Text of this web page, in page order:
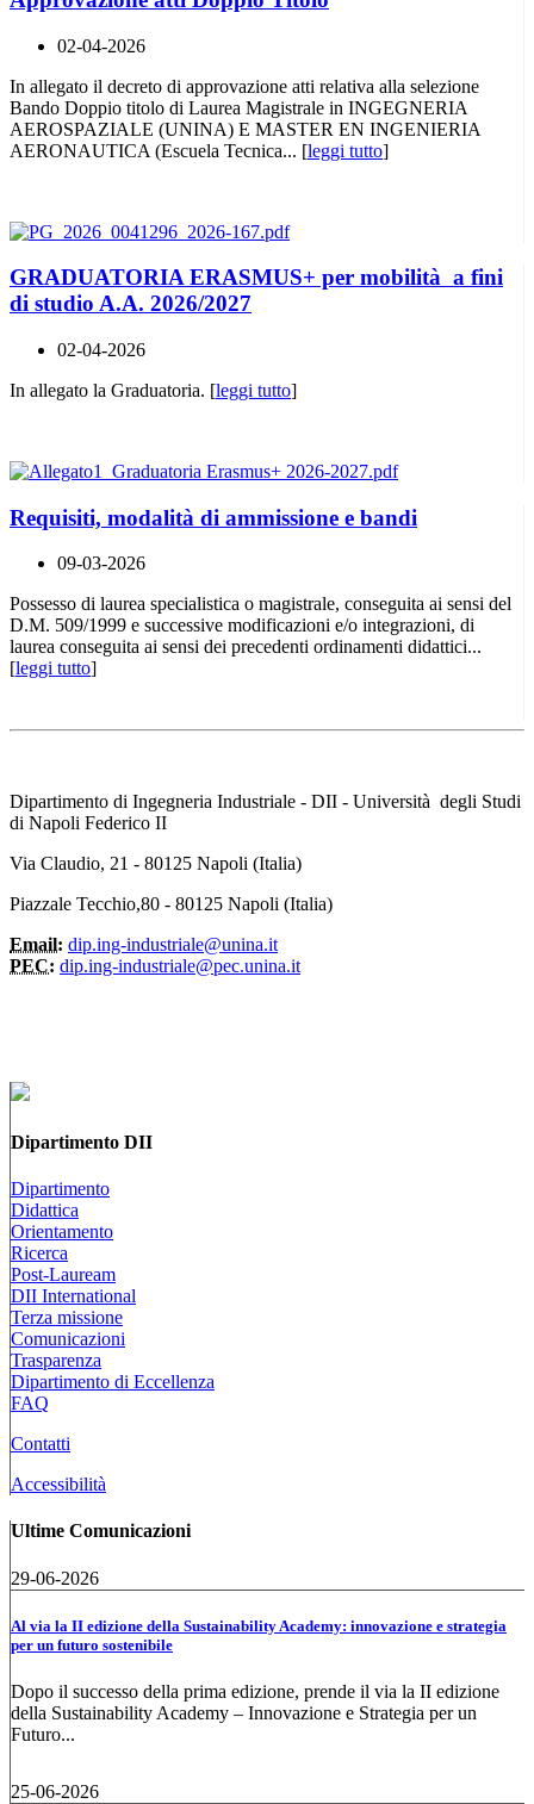
02-04-2026
In allegato il decreto di approvazione atti relativa alla selezione
Bando Doppio titolo di Laurea Magistrale in INGEGNERIA
AEROSPAZIALE (UNINA) E MASTER EN INGENIERIA
AERONAUTICA (Escuela Tecnica... [leggi tutto]
GRADUATORIA ERASMUS+ per mobilità a fini
di studio A.A. 2026/2027
02-04-2026
In allegato la Graduatoria. [leggi tutto]
Requisiti, modalità di ammissione e bandi
09-03-2026
Possesso di laurea specialistica o magistrale, conseguita ai sensi del
D.M. 509/1999 e successive modificazioni e/o integrazioni, di
laurea conseguita ai sensi dei precedenti ordinamenti didattici...
[leggi tutto]
Dipartimento di Ingegneria Industriale - DII - Università degli Studi
di Napoli Federico II
Via Claudio, 21 - 80125 Napoli (Italia)
Piazzale Tecchio,80 - 80125 Napoli (Italia)
Email: dip.ing-industriale@unina.it
PEC: dip.ing-industriale@pec.unina.it
Dipartimento DII
Dipartimento
Didattica
Orientamento
Ricerca
Post-Lauream
DII International
Terza missione
Comunicazioni
Trasparenza
Dipartimento di Eccellenza
FAQ
Contatti
Accessibilità
Ultime Comunicazioni
29-06-2026
Al via la II edizione della Sustainability Academy: innovazione e strategia
per un futuro sostenibile
Dopo il successo della prima edizione, prende il via la II edizione
della Sustainability Academy – Innovazione e Strategia per un
Futuro...
25-06-2026